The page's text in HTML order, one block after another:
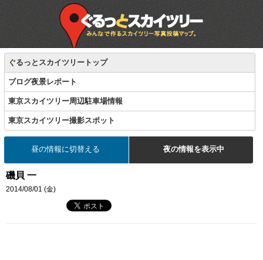
ぐるっとスカイツリートップ
ブログ夜景レポート
東京スカイツリー周辺駐車場情報
東京スカイツリー撮影スポット
昼の情報に切替える 夜の情報を表示中
磯貝 一
2014/08/01 (金)